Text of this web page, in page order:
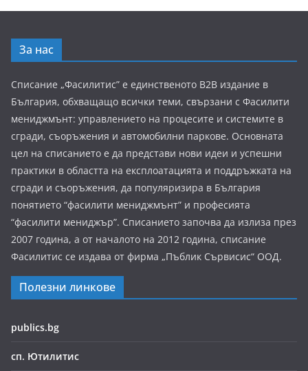
За нас
Списание „Фасилитис” е единственото B2B издание в
България, обхващащо всички теми, свързани с Фасилити
мениджмънт: управлението на процесите и системите в
сгради, съоръжения и автомобилни паркове. Основната
цел на списанието е да представи нови идеи и успешни
практики в областта на експлоатацията и поддръжката на
сгради и съоръжения, да популяризира в България
понятието “фасилити мениджмънт” и професията
“фасилити мениджър”. Списанието започва да излиза през
2007 година, а от началото на 2012 година, списание
Фасилитис се издава от фирма „Пъблик Сървисис“ ООД.
Полезни линкове
publics.bg
сп. Ютилитис